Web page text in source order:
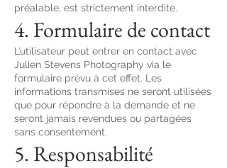
préalable, est strictement interdite.
4. Formulaire de contact
L’utilisateur peut entrer en contact avec
Julien Stevens Photography via le
formulaire prévu à cet effet. Les
informations transmises ne seront utilisées
que pour répondre à la demande et ne
seront jamais revendues ou partagées
sans consentement.
5. Responsabilité